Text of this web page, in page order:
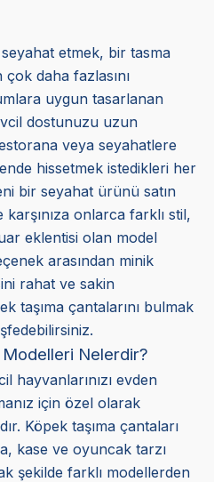
etmek, bir tasma
daha fazlasını
uygun tasarlanan
dostunuzu uzun
veya seyahatlere
hissetmek istedikleri her
bir seyahat ürünü satın
onlarca farklı stil,
eklentisi olan model
arasından minik
rahat ve sakin
taşıma çantalarını bulmak
Modelleri Nelerdir?
hayvanlarınızı evden
için özel olarak
Köpek taşıma çantaları
kase ve oyuncak tarzı
şekilde farklı modellerden